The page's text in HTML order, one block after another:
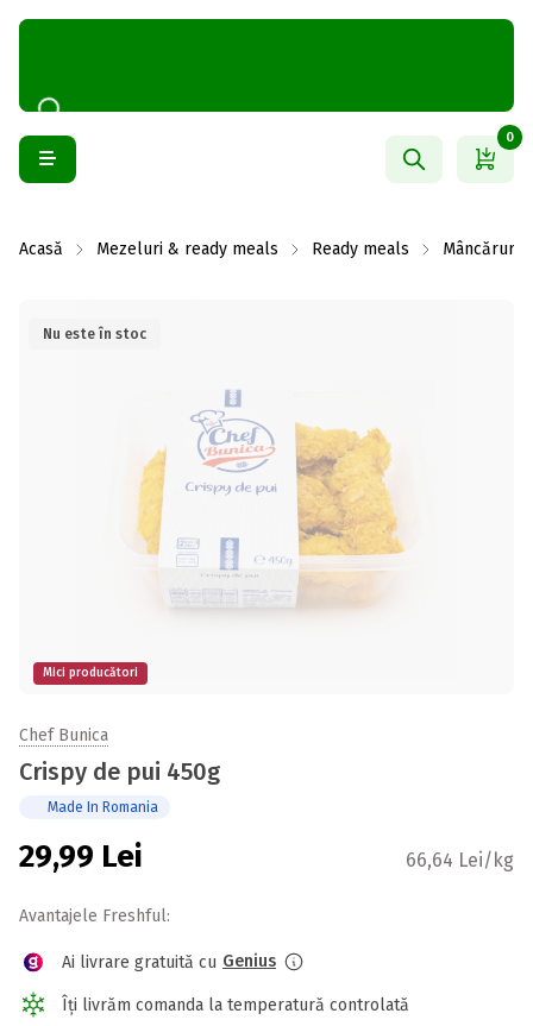
0
Acasă Mezeluri & ready meals Ready meals Mâncăruri
Nu este în stoc
Mici producători
Chef Bunica
Crispy de pui 450g
Made In Romania
29,99 Lei 66,64 Lei/kg
Avantajele Freshful:
Ai livrare gratuită cu Genius
Îți livrăm comanda la temperatură controlată